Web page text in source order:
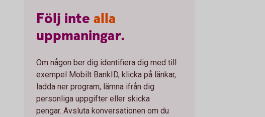
Följ inte alla
uppmaningar.
Om någon ber dig identifiera dig med till
exempel Mobilt BankID, klicka på länkar,
ladda ner program, lämna ifrån dig
personliga uppgifter eller skicka
pengar. Avsluta konversationen om du